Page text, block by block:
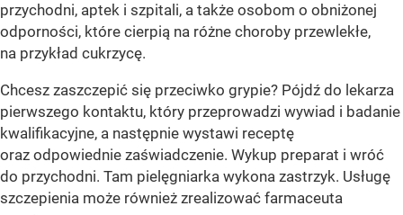
przychodni, aptek i szpitali, a także osobom o obniżonej
odporności, które cierpią na różne choroby przewlekłe,
na przykład cukrzycę.
Chcesz zaszczepić się przeciwko grypie? Pójdź do lekarza
pierwszego kontaktu, który przeprowadzi wywiad i badanie
kwalifikacyjne, a następnie wystawi receptę
oraz odpowiednie zaświadczenie. Wykup preparat i wróć
do przychodni. Tam pielęgniarka wykona zastrzyk. Usługę
szczepienia może również zrealizować farmaceuta